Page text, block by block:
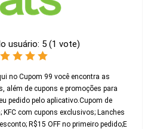
usuário: 5 (1 vote)
no Cupom 99 você encontra as
além de cupons e promoções para
pedido pelo aplicativo.Cupom de
KFC com cupons exclusivos; Lanches
R$15 OFF no primeiro pedido;E